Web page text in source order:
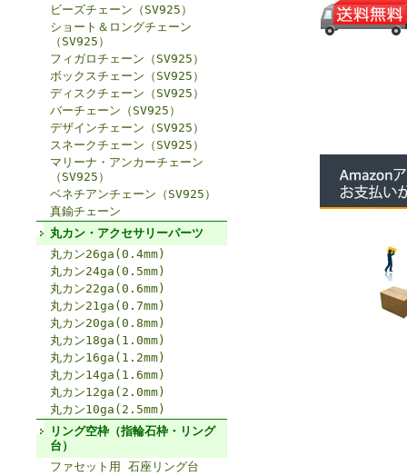
ビーズチェーン（SV925）
ショート＆ロングチェーン
（SV925）
フィガロチェーン（SV925）
ボックスチェーン（SV925）
ディスクチェーン（SV925）
バーチェーン（SV925）
デザインチェーン（SV925）
スネークチェーン（SV925）
マリーナ・アンカーチェーン
（SV925）
ベネチアンチェーン（SV925）
真鍮チェーン
丸カン・アクセサリーパーツ
丸カン26ga(0.4mm)
丸カン24ga(0.5mm)
丸カン22ga(0.6mm)
丸カン21ga(0.7mm)
丸カン20ga(0.8mm)
丸カン18ga(1.0mm)
丸カン16ga(1.2mm)
丸カン14ga(1.6mm)
丸カン12ga(2.0mm)
丸カン10ga(2.5mm)
リング空枠（指輪石枠・リング
台）
ファセット用 石座リング台